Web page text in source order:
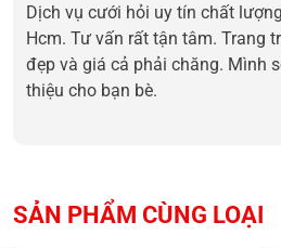
Dịch vụ cưới hỏi uy tín chất
Hcm. Tư vấn rất tận tâm. Trang
đẹp và giá cả phải chăng. Mình
thiệu cho bạn bè.
SẢN PHẨM CÙNG LOẠI